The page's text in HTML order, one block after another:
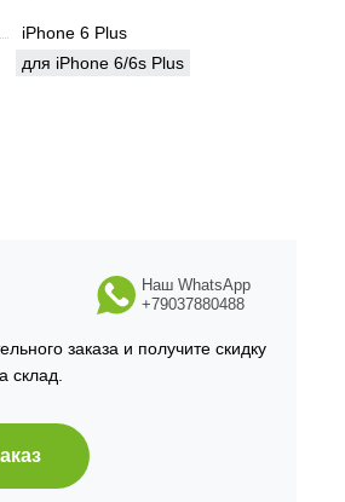
iPhone 6 Plus
для iPhone 6/6s Plus
заказа и получите скидку
склад.
Наш WhatsApp
+79037880488